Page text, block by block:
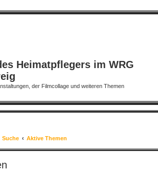
Heimatpflegers im WRG
der Filmcollage und weiteren Themen
Suche Aktive Themen